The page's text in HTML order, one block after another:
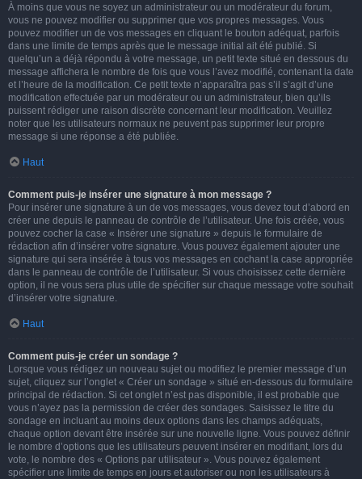
À moins que vous ne soyez un administrateur ou un modérateur du forum,
vous ne pouvez modifier ou supprimer que vos propres messages. Vous
pouvez modifier un de vos messages en cliquant le bouton adéquat, parfois
dans une limite de temps après que le message initial ait été publié. Si
quelqu’un a déjà répondu à votre message, un petit texte situé en dessous du
message affichera le nombre de fois que vous l’avez modifié, contenant la date
et l’heure de la modification. Ce petit texte n’apparaîtra pas s’il s’agit d’une
modification effectuée par un modérateur ou un administrateur, bien qu’ils
puissent rédiger une raison discrète concernant leur modification. Veuillez
noter que les utilisateurs normaux ne peuvent pas supprimer leur propre
message si une réponse a été publiée.
Haut
Comment puis-je insérer une signature à mon message ?
Pour insérer une signature à un de vos messages, vous devez tout d’abord en
créer une depuis le panneau de contrôle de l’utilisateur. Une fois créée, vous
pouvez cocher la case « Insérer une signature » depuis le formulaire de
rédaction afin d’insérer votre signature. Vous pouvez également ajouter une
signature qui sera insérée à tous vos messages en cochant la case appropriée
dans le panneau de contrôle de l’utilisateur. Si vous choisissez cette dernière
option, il ne vous sera plus utile de spécifier sur chaque message votre souhait
d’insérer votre signature.
Haut
Comment puis-je créer un sondage ?
Lorsque vous rédigez un nouveau sujet ou modifiez le premier message d’un
sujet, cliquez sur l’onglet « Créer un sondage » situé en-dessous du formulaire
principal de rédaction. Si cet onglet n’est pas disponible, il est probable que
vous n’ayez pas la permission de créer des sondages. Saisissez le titre du
sondage en incluant au moins deux options dans les champs adéquats,
chaque option devant être insérée sur une nouvelle ligne. Vous pouvez définir
le nombre d’options que les utilisateurs peuvent insérer en modifiant, lors du
vote, le nombre des « Options par utilisateur ». Vous pouvez également
spécifier une limite de temps en jours et autoriser ou non les utilisateurs à